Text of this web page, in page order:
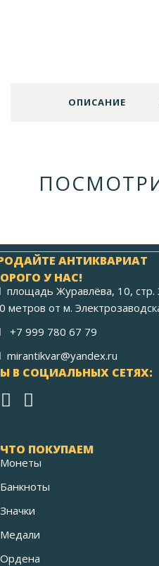
ОПИСАНИЕ
АНТИКВАРИАТ
У НАС!
площадь Журавлёва, 10, стр.
метров от м.
+7 999 780 67 79
mirantikvar@yandex.ru
В СОЦИАЛЬНЫХ СЕТЯХ:
ЧТО ПОКУПАЕМ
Монеты
Банкноты
Значки
Медали
Ордена